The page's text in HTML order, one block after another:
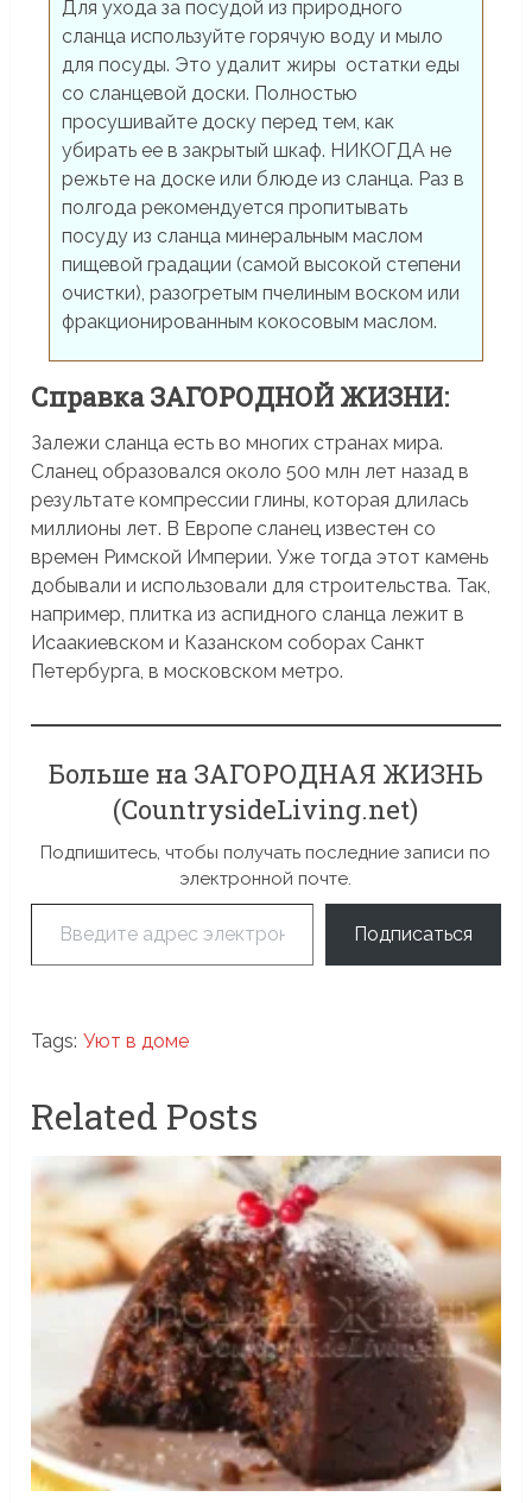
Для ухода за посудой из природного
сланца используйте горячую воду и мыло
для посуды. Это удалит жиры остатки еды
со сланцевой доски. Полностью
просушивайте доску перед тем, как
убирать ее в закрытый шкаф. НИКОГДА не
режьте на доске или блюде из сланца. Раз в
полгода рекомендуется пропитывать
посуду из сланца минеральным маслом
пищевой градации (самой высокой степени
очистки), разогретым пчелиным воском или
фракционированным кокосовым маслом.
Справка ЗАГОРОДНОЙ ЖИЗНИ:
Залежи сланца есть во многих странах мира.
Сланец образовался около 500 млн лет назад в
результате компрессии глины, которая длилась
миллионы лет. В Европе сланец известен со
времен Римской Империи. Уже тогда этот камень
добывали и использовали для строительства. Так,
например, плитка из аспидного сланца лежит в
Исаакиевском и Казанском соборах Санкт
Петербурга, в московском метро.
Больше на ЗАГОРОДНАЯ ЖИЗНЬ
(CountrysideLiving.net)
Подпишитесь, чтобы получать последние записи по
электронной почте.
Введите адрес электронной почты…
Подписаться
Tags: Уют в доме
Related Posts